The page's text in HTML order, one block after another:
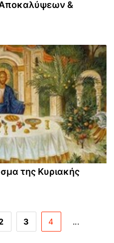
Αποκαλύψεων &
της Κυριακής
3 4 ...